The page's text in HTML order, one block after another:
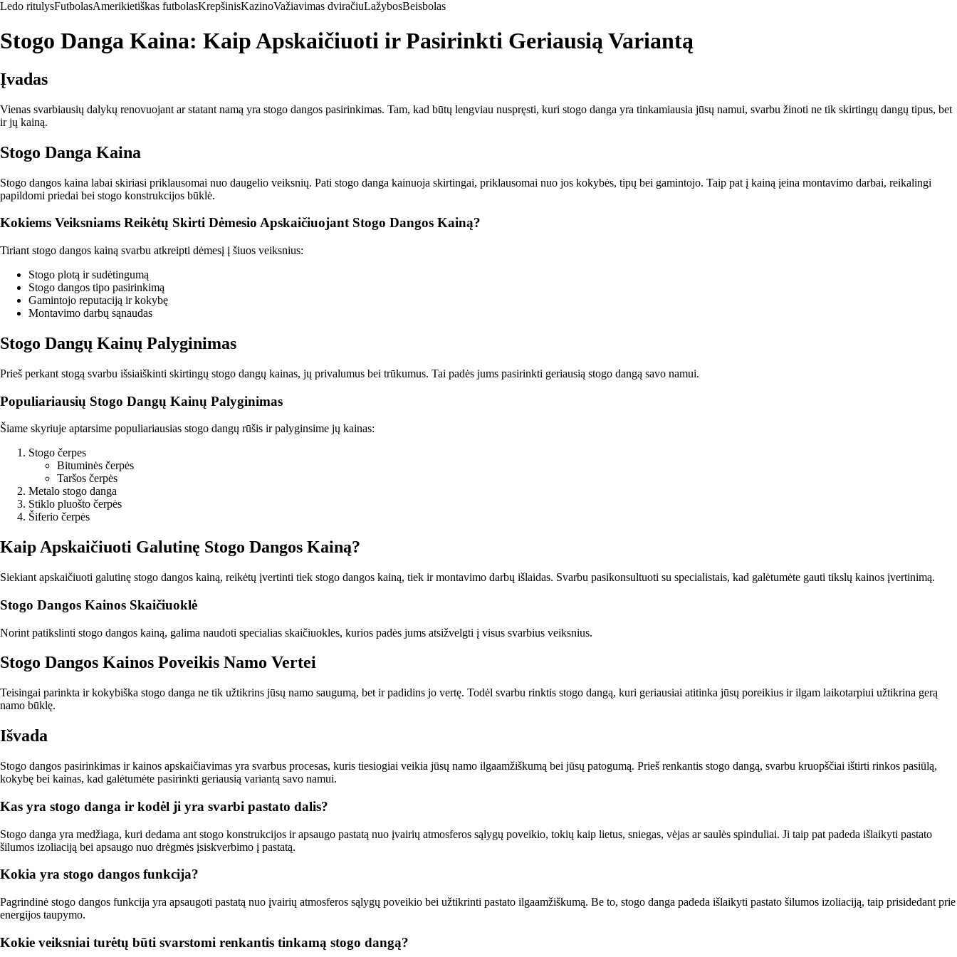
Ledo ritulysFutbolasAmerikietiškas futbolasKrepšinisKazinoVažiavimas dviračiuLažybosBeisbolas
Stogo Danga Kaina: Kaip Apskaičiuoti ir Pasirinkti Geriausią Variantą
Įvadas
Vienas svarbiausių dalykų renovuojant ar statant namą yra stogo dangos pasirinkimas. Tam, kad būtų lengviau nuspręsti, kuri stogo danga yra tinkamiausia jūsų namui, svarbu žinoti ne tik skirtingų dangų tipus, bet
ir jų kainą.
Stogo Danga Kaina
Stogo dangos kaina labai skiriasi priklausomai nuo daugelio veiksnių. Pati stogo danga kainuoja skirtingai, priklausomai nuo jos kokybės, tipų bei gamintojo. Taip pat į kainą įeina montavimo darbai, reikalingi
papildomi priedai bei stogo konstrukcijos būklė.
Kokiems Veiksniams Reikėtų Skirti Dėmesio Apskaičiuojant Stogo Dangos Kainą?
Tiriant stogo dangos kainą svarbu atkreipti dėmesį į šiuos veiksnius:
Stogo plotą ir sudėtingumą
Stogo dangos tipo pasirinkimą
Gamintojo reputaciją ir kokybę
Montavimo darbų sąnaudas
Stogo Dangų Kainų Palyginimas
Prieš perkant stogą svarbu išsiaiškinti skirtingų stogo dangų kainas, jų privalumus bei trūkumus. Tai padės jums pasirinkti geriausią stogo dangą savo namui.
Populiariausių Stogo Dangų Kainų Palyginimas
Šiame skyriuje aptarsime populiariausias stogo dangų rūšis ir palyginsime jų kainas:
Stogo čerpes
Bituminės čerpės
Taršos čerpės
Metalo stogo danga
Stiklo pluošto čerpės
Šiferio čerpės
Kaip Apskaičiuoti Galutinę Stogo Dangos Kainą?
Siekiant apskaičiuoti galutinę stogo dangos kainą, reikėtų įvertinti tiek stogo dangos kainą, tiek ir montavimo darbų išlaidas. Svarbu pasikonsultuoti su specialistais, kad galėtumėte gauti tikslų kainos įvertinimą.
Stogo Dangos Kainos Skaičiuoklė
Norint patikslinti stogo dangos kainą, galima naudoti specialias skaičiuokles, kurios padės jums atsižvelgti į visus svarbius veiksnius.
Stogo Dangos Kainos Poveikis Namo Vertei
Teisingai parinkta ir kokybiška stogo danga ne tik užtikrins jūsų namo saugumą, bet ir padidins jo vertę. Todėl svarbu rinktis stogo dangą, kuri geriausiai atitinka jūsų poreikius ir ilgam laikotarpiui užtikrina gerą
namo būklę.
Išvada
Stogo dangos pasirinkimas ir kainos apskaičiavimas yra svarbus procesas, kuris tiesiogiai veikia jūsų namo ilgaamžiškumą bei jūsų patogumą. Prieš renkantis stogo dangą, svarbu kruopščiai ištirti rinkos pasiūlą,
kokybę bei kainas, kad galėtumėte pasirinkti geriausią variantą savo namui.
Kas yra stogo danga ir kodėl ji yra svarbi pastato dalis?
Stogo danga yra medžiaga, kuri dedama ant stogo konstrukcijos ir apsaugo pastatą nuo įvairių atmosferos sąlygų poveikio, tokių kaip lietus, sniegas, vėjas ar saulės spinduliai. Ji taip pat padeda išlaikyti pastato
šilumos izoliaciją bei apsaugo nuo drėgmės įsiskverbimo į pastatą.
Kokia yra stogo dangos funkcija?
Pagrindinė stogo dangos funkcija yra apsaugoti pastatą nuo įvairių atmosferos sąlygų poveikio bei užtikrinti pastato ilgaamžiškumą. Be to, stogo danga padeda išlaikyti pastato šilumos izoliaciją, taip prisidedant prie
energijos taupymo.
Kokie veiksniai turėtų būti svarstomi renkantis tinkamą stogo dangą?